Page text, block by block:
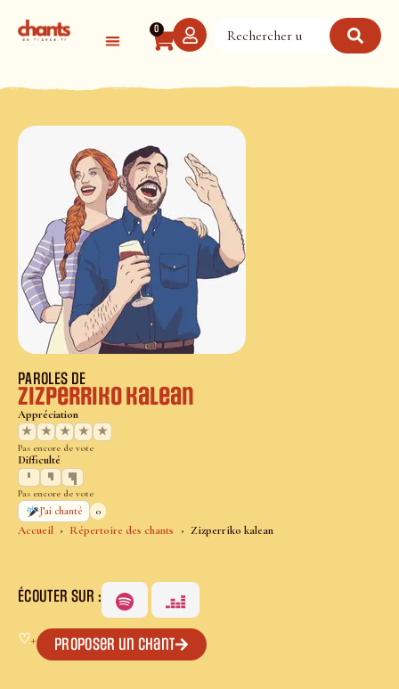
0
Accueil Répertoire des chants Zizperriko kalean
PAROLES DE
Zizperriko kalean
Appréciation
★
★ ★ ★ ★
Pas encore de vote
Difficulté
Pas encore de vote
J’ai chanté
0
ÉCOUTER SUR :
♡+ Proposer un chant